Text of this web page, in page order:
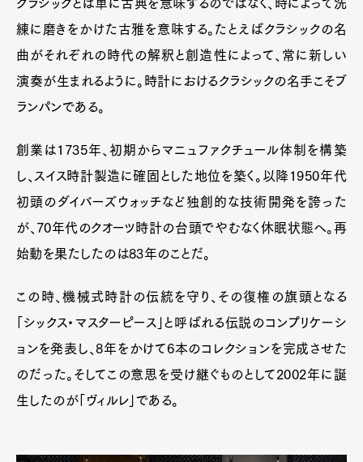
Art&Design WatchFashion
GourmetCars
Pen Membership
Magazine
Official Columnist
About
Contact
クラシックとは単に古典を意味するのではなく、時によって洗
練に磨きをかけた古雅を意味する。たとえばクラシックの名
曲がそれぞれの時代の解釈と創造性によって、常に新しい
演奏が生まれるように。時計におけるクラシックの名手こそブ
ランパンである。
創業は1735年、初期からマニュファクチュール体制を構築
し、スイス時計製造に確固とした地位を築く。以降1950年代
初頭のダイバーズウォッチなど独創的な技術開発を誇った
が、70年代のクオーツ時計の台頭でやむなく休眠状態へ。再
始動を果たしたのは83年のことだ。
この時、機械式時計の伝統を守り、その復権の旗頭となる
「シックス・マスターピース」と呼ばれる伝説のコンプリケーシ
ョンを発表し、8年をかけて6本のコレクションを完成させた
のだった。そしてこの意思を受け継ぐものとして2002年に誕
生したのが「ヴィルレ」である。